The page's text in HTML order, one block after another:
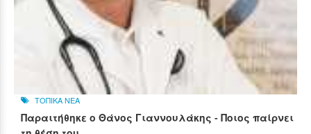
ΤΟΠΙΚΑ ΝΕΑ
Παραιτήθηκε ο Θάνος Γιαννουλάκης - Ποιος παίρνει